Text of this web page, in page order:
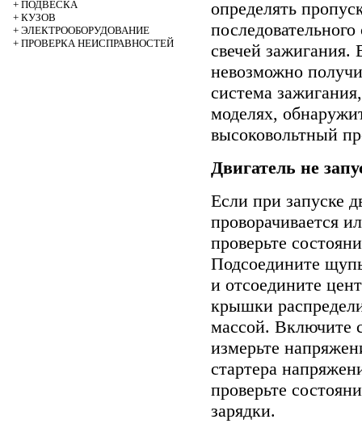
+ ПОДВЕСКА
+ КУЗОВ
+ ЭЛЕКТРООБОРУДОВАНИЕ
+ ПРОВЕРКА НЕИСПРАВНОСТЕЙ
определять
свечей зажигания.
невозможно
система
моделях,
высоковольтный
Двигатель не
Если при запуске
проворачивается
проверьте
Подсоедините
и отсоедините
крышки
массой. Включите
измерьте
стартера
проверьте
зарядки.